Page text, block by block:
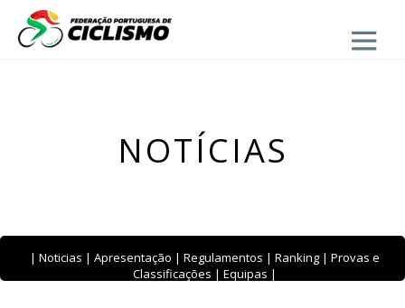
Close
- BTT
NOTÍCIAS
| Noticias | Apresentação | Regulamentos | Ranking | Provas e
Classificações | Equipas |